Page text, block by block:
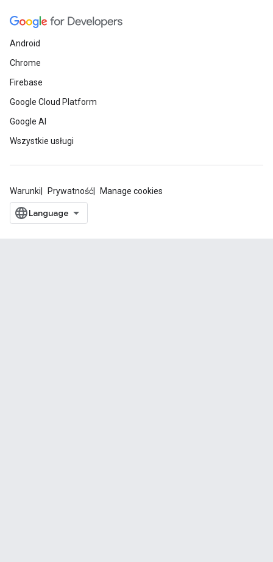
Android
Chrome
Firebase
Google Cloud Platform
Google AI
Wszystkie usługi
Warunki Prywatność Manage cookies